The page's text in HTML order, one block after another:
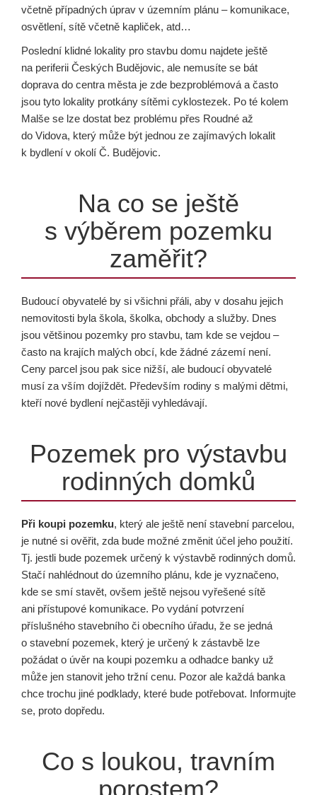
včetně případných úprav v územním plánu – komunikace,
osvětlení, sítě včetně kapliček, atd…
Poslední klidné lokality pro stavbu domu najdete ještě
na periferii Českých Budějovic, ale nemusíte se bát
doprava do centra města je zde bezproblémová a často
jsou tyto lokality protkány sítěmi cyklostezek. Po té kolem
Malše se lze dostat bez problému přes Roudné až
do Vidova, který může být jednou ze zajímavých lokalit
k bydlení v okolí Č. Budějovic.
Na co se ještě
s výběrem pozemku
zaměřit?
Budoucí obyvatelé by si všichni přáli, aby v dosahu jejich
nemovitosti byla škola, školka, obchody a služby. Dnes
jsou většinou pozemky pro stavbu, tam kde se vejdou –
často na krajích malých obcí, kde žádné zázemí není.
Ceny parcel jsou pak sice nižší, ale budoucí obyvatelé
musí za vším dojíždět. Především rodiny s malými dětmi,
kteří nové bydlení nejčastěji vyhledávají.
Pozemek pro výstavbu
rodinných domků
Při koupi pozemku, který ale ještě není stavební parcelou,
je nutné si ověřit, zda bude možné změnit účel jeho použití.
Tj. jestli bude pozemek určený k výstavbě rodinných domů.
Stačí nahlédnout do územního plánu, kde je vyznačeno,
kde se smí stavět, ovšem ještě nejsou vyřešené sítě
ani přístupové komunikace. Po vydání potvrzení
příslušného stavebního či obecního úřadu, že se jedná
o stavební pozemek, který je určený k zástavbě lze
požádat o úvěr na koupi pozemku a odhadce banky už
může jen stanovit jeho tržní cenu. Pozor ale každá banka
chce trochu jiné podklady, které bude potřebovat. Informujte
se, proto dopředu.
Co s loukou, travním
porostem?